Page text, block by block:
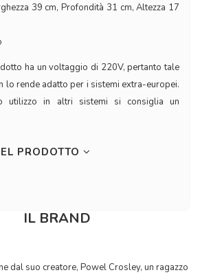
39 cm, Profondità 31 cm, Altezza 17
ha un voltaggio di 220V, pertanto tale
lo rende adatto per i sistemi extra-europei.
utilizzo in altri sistemi si consiglia un
PRODOTTO
IL BRAND
dal suo creatore, Powel Crosley, un ragazzo